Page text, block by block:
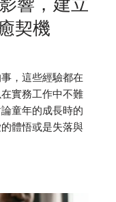
響，建立
契機
，這些經驗都在
實務工作中不難
童年的成長時的
體悟或是失落與